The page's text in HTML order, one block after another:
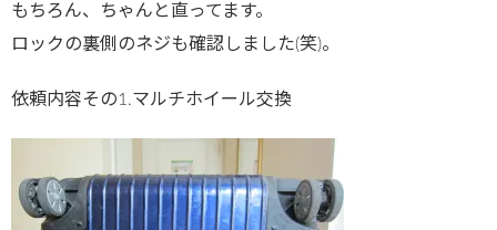
もちろん、ちゃんと直ってます。
ロックの裏側のネジも確認しました(笑)。
依頼内容その1.マルチホイール交換